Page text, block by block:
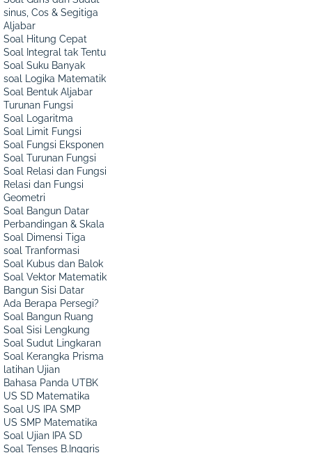
sinus, Cos & Segitiga
Aljabar
Soal Hitung Cepat
Soal Integral tak Tentu
Soal Suku Banyak
soal Logika Matematik
Soal Bentuk Aljabar
Turunan Fungsi
Soal Logaritma
Soal Limit Fungsi
Soal Fungsi Eksponen
Soal Turunan Fungsi
Soal Relasi dan Fungsi
Relasi dan Fungsi
Geometri
Soal Bangun Datar
Perbandingan & Skala
Soal Dimensi Tiga
soal Tranformasi
Soal Kubus dan Balok
Soal Vektor Matematik
Bangun Sisi Datar
Ada Berapa Persegi?
Soal Bangun Ruang
Soal Sisi Lengkung
Soal Sudut Lingkaran
Soal Kerangka Prisma
latihan Ujian
Bahasa Panda UTBK
US SD Matematika
Soal US IPA SMP
US SMP Matematika
Soal Ujian IPA SD
Soal Tenses B.Inggris